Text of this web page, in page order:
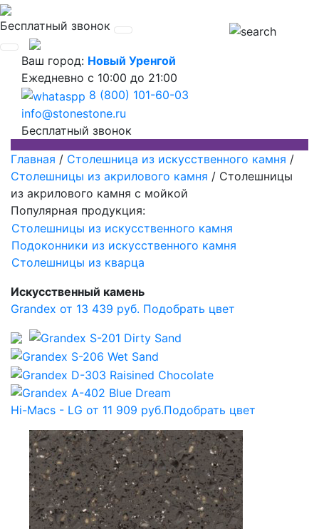
Бесплатный звонок
Ваш город: Новый Уренгой
Ежедневно с 10:00 до 21:00
8 (800) 101-60-03
info@stonestone.ru
Бесплатный звонок
Главная / Столешница из искусственного камня /
Столешницы из акрилового камня / Столешницы
из акрилового камня с мойкой
Популярная продукция:
Столешницы из искусственного камня
Подоконники из искусственного камня
Столешницы из кварца
Искусственный камень
Grandex от 13 439 руб. Подобрать цвет
Hi-Macs - LG от 11 909 руб.Подобрать цвет